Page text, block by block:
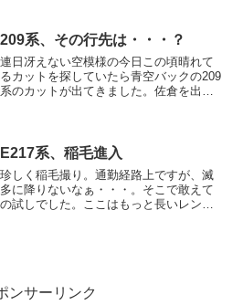
置が別れてるんでしょうか？普段あまり
京葉線に乗っていないので不勉強丸出し
になってしまいました。地元なんだから
もうちょっと注目しなきゃですね。
209系、その行先は・・・？
連日冴えない空模様の今日この頃晴れて
るカットを探していたら青空バックの209
系のカットが出てきました。佐倉を出発
ったのでしょうか？・...
E217系、稲毛進入
珍しく稲毛撮り。通勤経路上ですが、滅
多に降りないなぁ・・・。そこで敢えて
の試しでした。ここはもっと長いレンズ
ンサーリンク